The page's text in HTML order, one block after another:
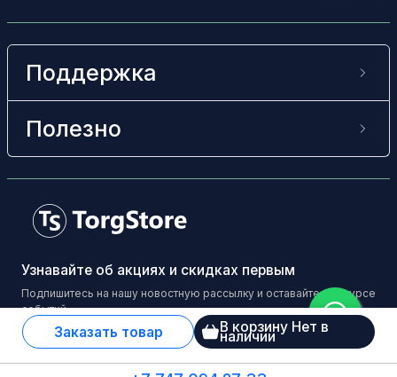
Заказать товар В корзину Нет в
наличии
Узнавайте об акциях и скидках первым
Подпишитесь на нашу новостную рассылку и оставайтесь в курсе
событий
Поддержка
Полезно